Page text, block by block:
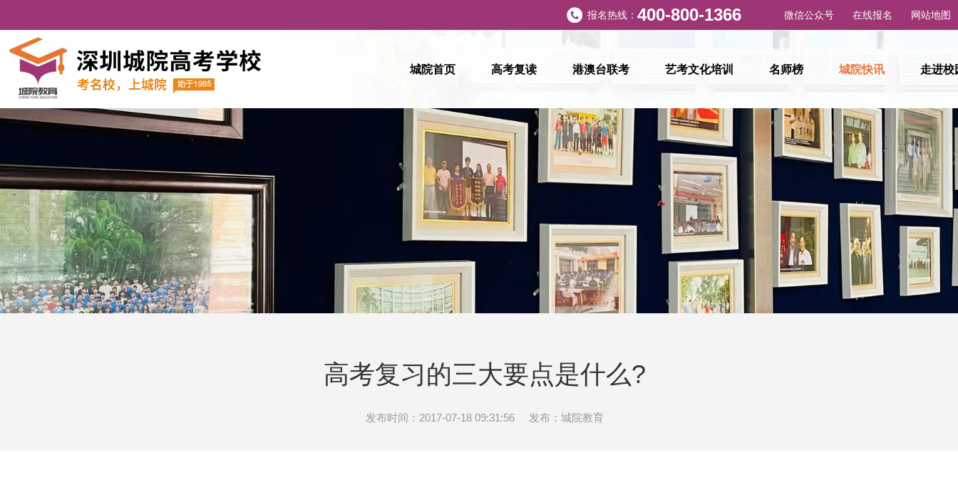
网站地图
在线报名
微信公众号
报名热线：
城院首页 高考复读 港澳台联考 艺考文化培训 名师榜 城院快讯 走进校
高考复习的三大要点是什么?
发布时间：2017-07-18 09:31:56 发布：城院教育